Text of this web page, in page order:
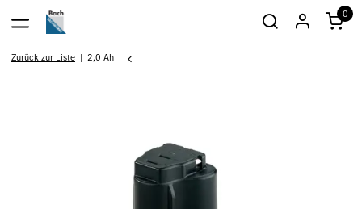
0
Zurück zur Liste 2,0 Ah